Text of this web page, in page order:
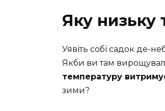
Яку низьку
Уявіть собі садок де-
Якби ви там
температуру
зими?